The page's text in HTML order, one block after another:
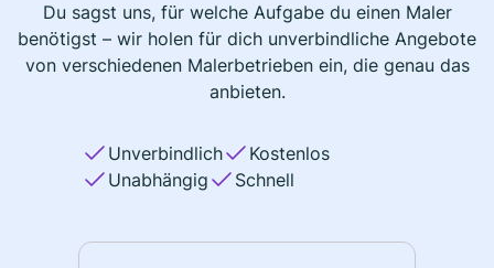
Du sagst uns, für welche Aufgabe du einen Maler
benötigst – wir holen für dich unverbindliche Angebote
von verschiedenen Malerbetrieben ein, die genau das
anbieten.
Unverbindlich
Kostenlos
Unabhängig
Schnell